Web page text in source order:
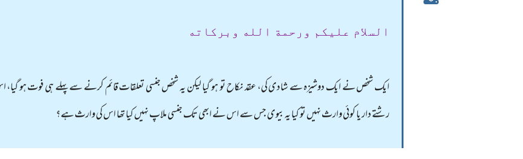
السلام عليكم ورحمة الله وبركاته
ایک شخص نے ایک دوشیزہ سے شادی کی، عقد نکاح تو ہو گیا لیکن یہ شخص جنسی تعلقات قائم کرنے سے پہلے ہی فوت ہو گیا، اس
رشتے دار یا کوئی وارث نہیں تو کیا یہ بیوی جس سے اس نے ابھی تک جنسی ملاپ نہیں کیا تھا اس کی وارث ہے؟